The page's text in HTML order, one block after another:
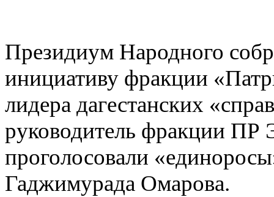
Президиум Народного
инициативу фракции
лидера дагестанских
руководитель фракции
проголосовали
Гаджимурада Омарова.